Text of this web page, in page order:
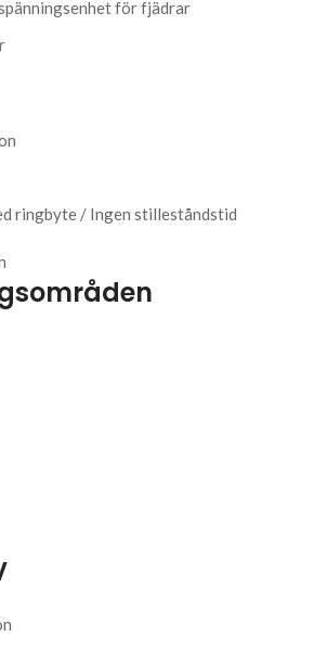
för fjädrar
ringbyte / Ingen stilleståndstid